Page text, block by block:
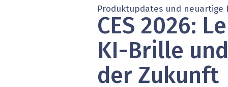
Studien
Meinungen
Hands-on
Best
SAP
Produktupdates und neuartige
CES 2026:
KI-Brille
der Zukunft